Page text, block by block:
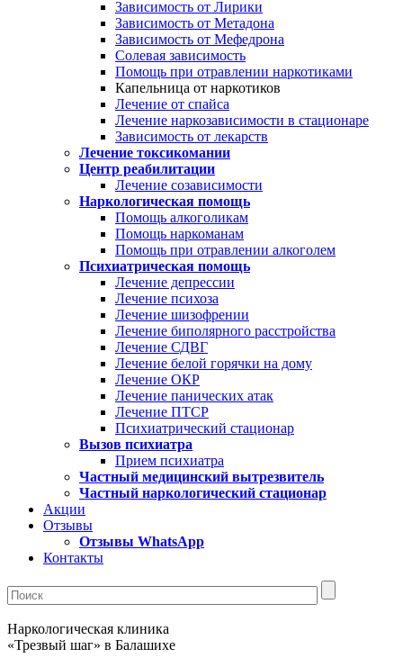
Зависимость от Лирики
Зависимость от Метадона
Зависимость от Мефедрона
Солевая зависимость
Помощь при отравлении наркотиками
Капельница от наркотиков
Лечение от спайса
Лечение наркозависимости в стационаре
Зависимость от лекарств
Лечение токсикомании
Центр реабилитации
Лечение созависимости
Наркологическая помощь
Помощь алкоголикам
Помощь наркоманам
Помощь при отравлении алкоголем
Психиатрическая помощь
Лечение депрессии
Лечение психоза
Лечение шизофрении
Лечение биполярного расстройства
Лечение СДВГ
Лечение белой горячки на дому
Лечение ОКР
Лечение панических атак
Лечение ПТСР
Психиатрический стационар
Вызов психиатра
Прием психиатра
Частный медицинский вытрезвитель
Частный наркологический стационар
Акции
Отзывы
Отзывы WhatsApp
Контакты
Наркологическая клиника
«Трезвый шаг» в Балашихе